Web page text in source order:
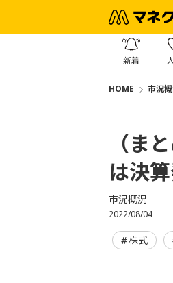
新着
HOME 市況
（ま
は決
市況概況
2022/08/04
株式